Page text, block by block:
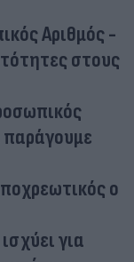
Αριθμός -
στους
ο
για